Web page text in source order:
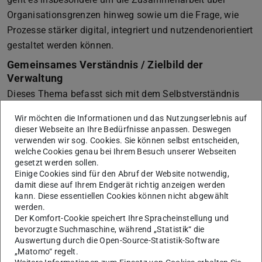
Organisationsgrenzen hinweg sowie um die Frage, wie
Prozesse stärker digital, integriert und nutzendenorientiert
gestaltet werden können.
Gemeinsames Verständnis / Zielbild der
Verwaltung
Dieses Thema befasst sich mit dem Selbstverständnis
Forschung, Studium und Lehre sowie xchange. Im Fokus
stehen Fragen der Zusammenarbeit, der
Ermöglichungskultur sowie gemeinsame Leitlinien für das
Verwaltungshandeln.
Interne Kommunikation
Im Mittelpunkt stehen die interne Kommunikation und der
Austausch von Wissen an der TU Darmstadt. Ziel ist es,
Informationsflüsse, Transparenz und Zusammenarbeit
weiter zu verbessern und den Wissenstransfer über
Wir möchten die Informationen und das Nutzungserlebnis auf
dieser Webseite an Ihre Bedürfnisse anpassen. Deswegen
verwenden wir sog. Cookies. Sie können selbst entscheiden,
welche Cookies genau bei Ihrem Besuch unserer Webseiten
gesetzt werden sollen.
Einige Cookies sind für den Abruf der Website notwendig,
damit diese auf Ihrem Endgerät richtig anzeigen werden
kann. Diese essentiellen Cookies können nicht abgewählt
werden.
Der Komfort-Cookie speichert Ihre Spracheinstellung und
bevorzugte Suchmaschine, während „Statistik“ die
Auswertung durch die Open-Source-Statistik-Software
„Matomo“ regelt.